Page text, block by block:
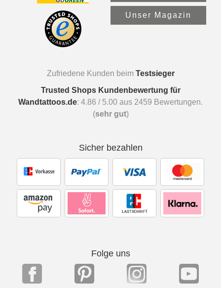
Unser Magazin
Zufriedene Kunden beim Testsieger
Trusted Shops Kundenbewertung für
Wandtattoos.de: 4.86 / 5.00 aus 2459 Bewertungen.
(sehr gut)
Sicher bezahlen
Folge uns